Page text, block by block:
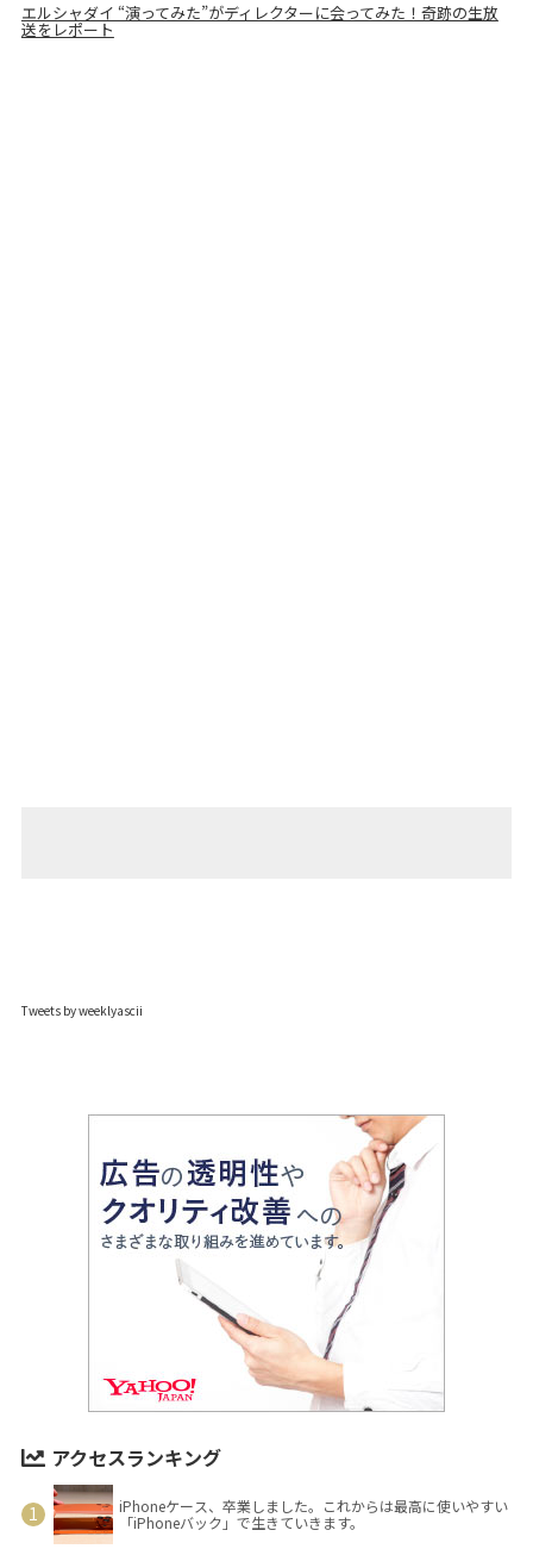
エルシャダイ “演ってみた”がディレクターに会ってみた！奇跡の生放
送をレポート
Tweets by weeklyascii
アクセスランキング
iPhoneケース、卒業しました。これからは最高に使いやすい
「iPhoneバック」で生きていきます。